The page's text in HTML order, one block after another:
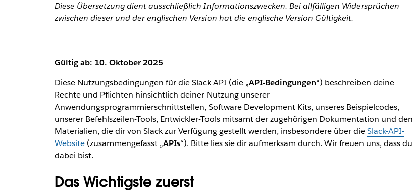
Diese Übersetzung dient ausschließlich Informationszwecken. Bei allfälligen Widersprüchen
zwischen dieser und der englischen Version hat die englische Version Gültigkeit.
Gültig ab: 10. Oktober 2025
Diese Nutzungsbedingungen für die Slack-API (die „API-Bedingungen“) beschreiben deine
Rechte und Pflichten hinsichtlich deiner Nutzung unserer
Anwendungsprogrammierschnittstellen, Software Development Kits, unseres Beispielcodes,
unserer Befehlszeilen-Tools, Entwickler-Tools mitsamt der zugehörigen Dokumentation und den
Materialien, die dir von Slack zur Verfügung gestellt werden, insbesondere über dieSlack-API-
Website(zusammengefasst „APIs“). Bitte lies sie dir aufmerksam durch. Wir freuen uns, dass du
dabei bist.
Das Wichtigste zuerst